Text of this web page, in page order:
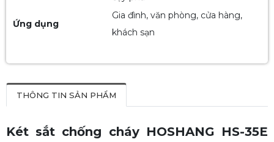
Ứng dụng
Gia đình, văn phòng, cửa hàng,
khách sạn
THÔNG TIN SẢN PHẨM
Két sắt chống cháy HOSHANG HS-35E